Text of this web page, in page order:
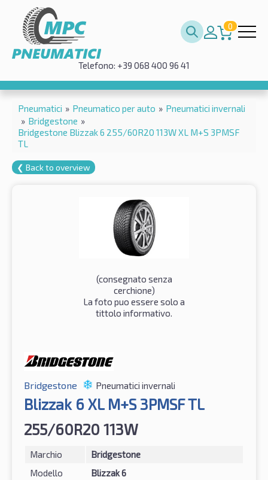
0
Telefono: +39 068 400 96 41
Pneumatici » Pneumatico per auto » Pneumatici invernali
» Bridgestone »
Bridgestone Blizzak 6 255/60R20 113W XL M+S 3PMSF
TL
❮ Back to overview
(consegnato senza
cerchione)
La foto puo essere solo a
tittolo informativo.
Bridgestone Pneumatici invernali
Blizzak 6 XL M+S 3PMSF TL
255/60R20 113W
Marchio
Bridgestone
Modello
Blizzak 6